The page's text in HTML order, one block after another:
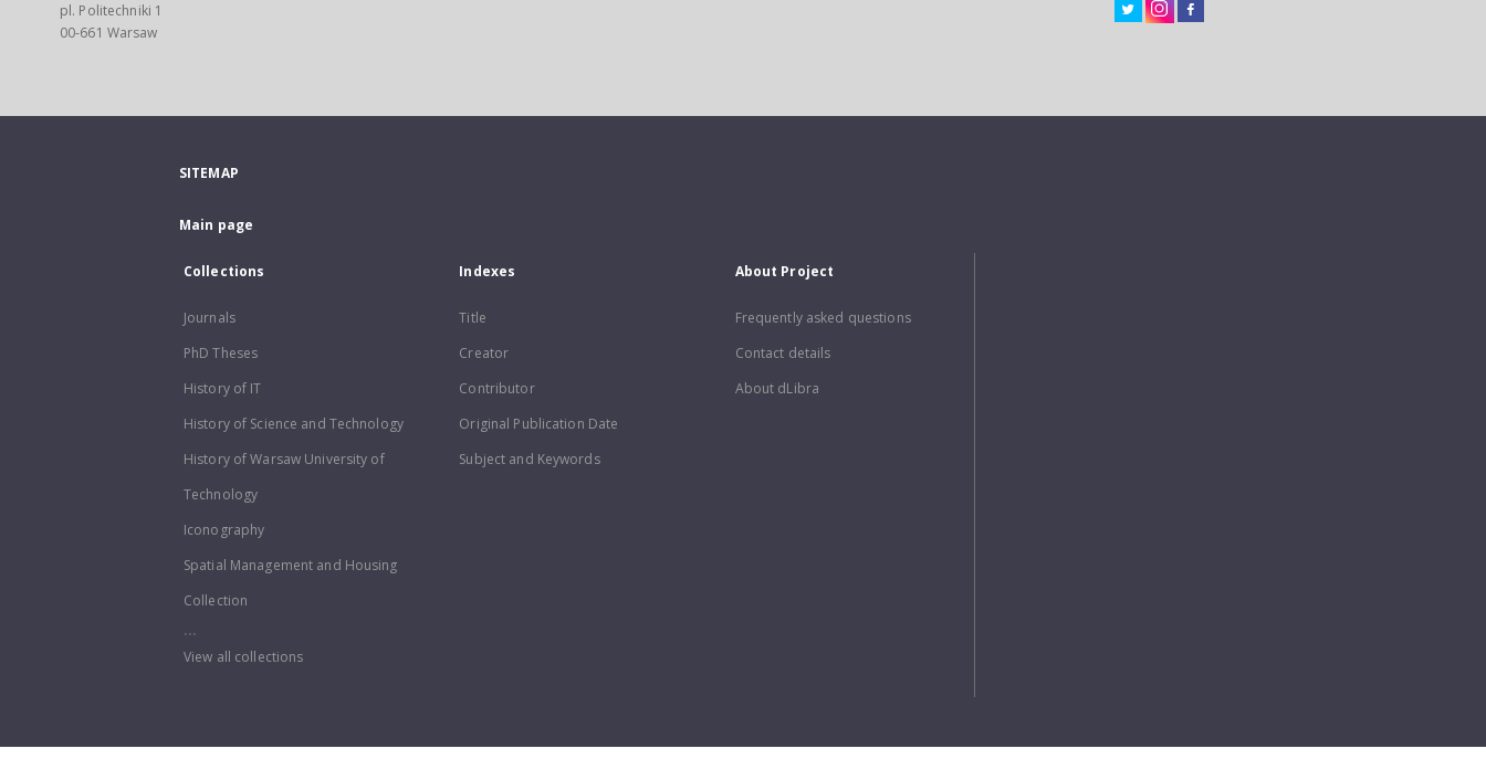
pl. Politechniki 1
00-661 Warsaw
SITEMAP
Main page
Collections
Journals
PhD Theses
History of IT
History of Science and Technology
History of Warsaw University of
Technology
Iconography
Spatial Management and Housing
Collection
...
View all collections
Indexes
Title
Creator
Contributor
Original Publication Date
Subject and Keywords
About Project
Frequently asked questions
Contact details
About dLibra